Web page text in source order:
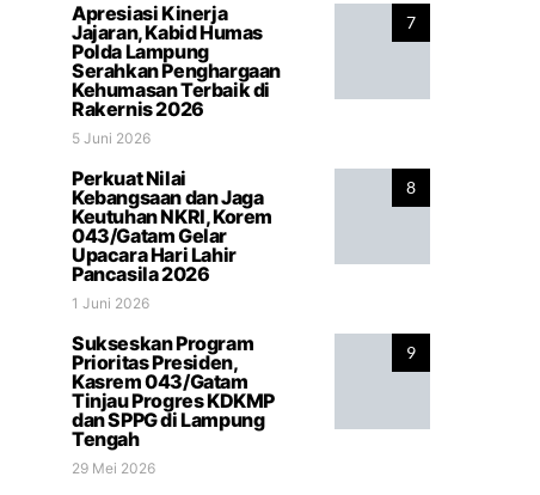
7
Apresiasi Kinerja
Jajaran, Kabid Humas
Polda Lampung
Serahkan Penghargaan
Kehumasan Terbaik di
Rakernis 2026
5 Juni 2026
8
Perkuat Nilai
Kebangsaan dan Jaga
Keutuhan NKRI, Korem
043/Gatam Gelar
Upacara Hari Lahir
Pancasila 2026
1 Juni 2026
9
Sukseskan Program
Prioritas Presiden,
Kasrem 043/Gatam
Tinjau Progres KDKMP
dan SPPG di Lampung
Tengah
29 Mei 2026